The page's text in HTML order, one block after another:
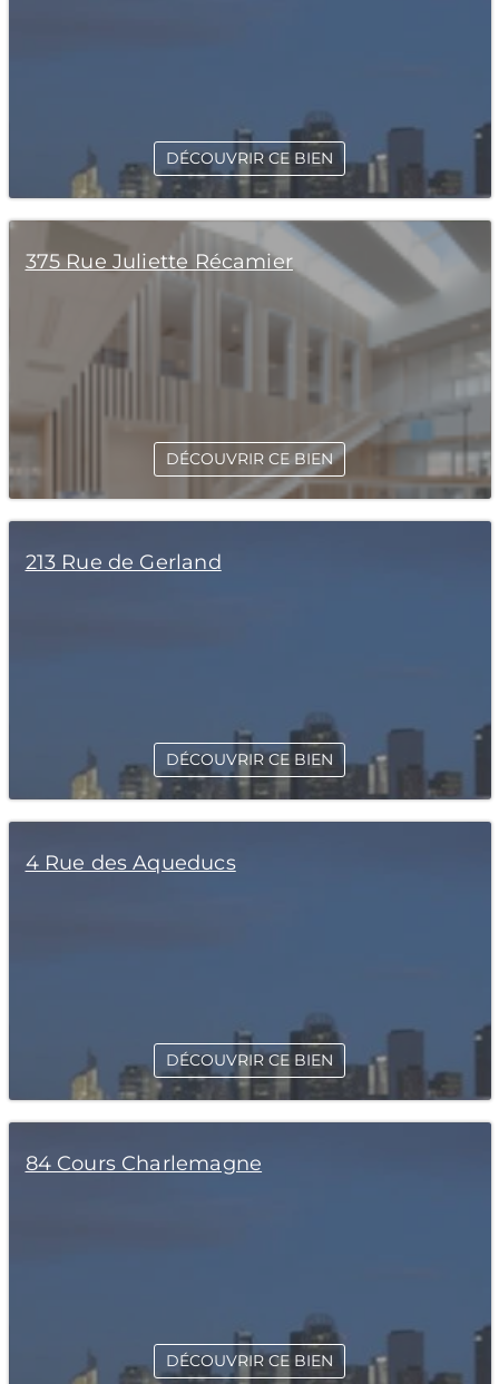
DÉCOUVRIR CE BIEN
375 Rue Juliette Récamier
DÉCOUVRIR CE BIEN
213 Rue de Gerland
DÉCOUVRIR CE BIEN
4 Rue des Aqueducs
DÉCOUVRIR CE BIEN
84 Cours Charlemagne
DÉCOUVRIR CE BIEN